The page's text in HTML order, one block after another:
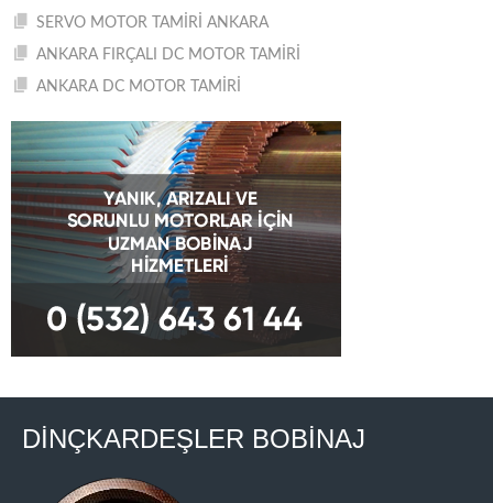
SERVO MOTOR TAMİRİ ANKARA
ANKARA FIRÇALI DC MOTOR TAMİRİ
ANKARA DC MOTOR TAMİRİ
DİNÇKARDEŞLER BOBİNAJ